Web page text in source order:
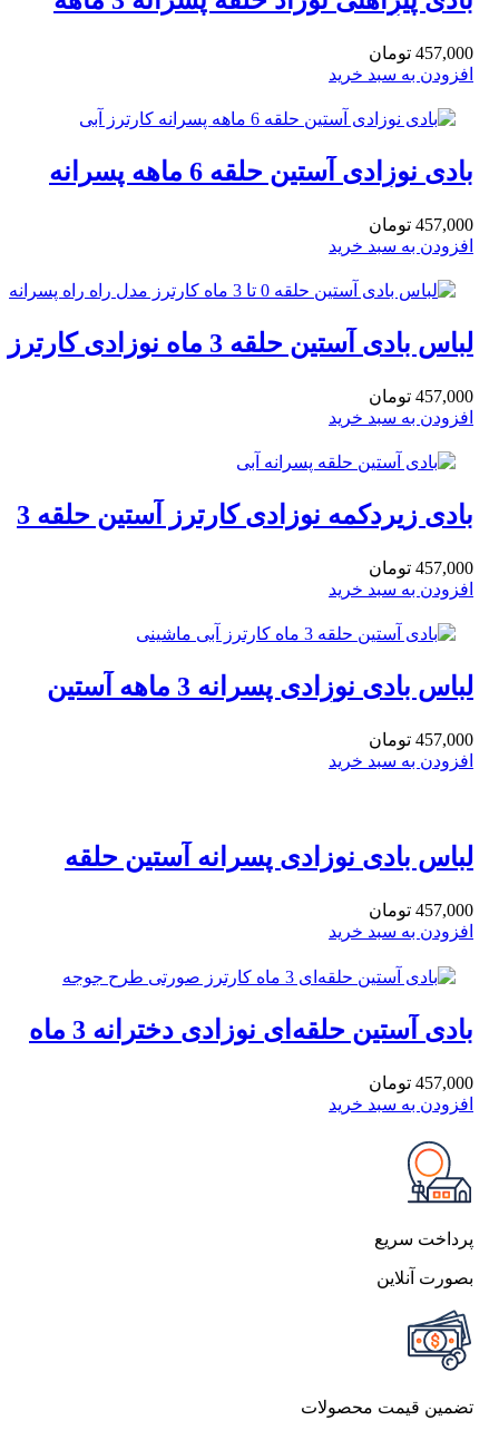
457,000 تومان
افزودن به سبد خرید
بادی نوزادی آستین حلقه 6 ماهه پسرانه
457,000 تومان
افزودن به سبد خرید
لباس بادی آستین حلقه 3 ماه نوزادی کارترز
457,000 تومان
افزودن به سبد خرید
بادی زیردکمه نوزادی کارترز آستین حلقه 3
457,000 تومان
افزودن به سبد خرید
لباس بادی نوزادی پسرانه 3 ماهه آستین
457,000 تومان
افزودن به سبد خرید
لباس بادی نوزادی پسرانه آستین حلقه
457,000 تومان
افزودن به سبد خرید
بادی آستین حلقه‌ای نوزادی دخترانه 3 ماه
457,000 تومان
افزودن به سبد خرید
پرداخت سریع
بصورت آنلاین
تضمین قیمت محصولات